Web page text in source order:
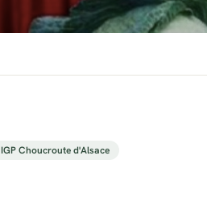
IGP Choucroute d'Alsace